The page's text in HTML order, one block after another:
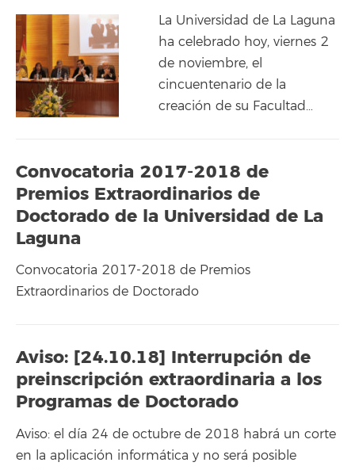
La Universidad de La Laguna
ha celebrado hoy, viernes 2
de noviembre, el
cincuentenario de la
creación de su Facultad…
Convocatoria 2017-2018 de
Premios Extraordinarios de
Doctorado de la Universidad de La
Laguna
Convocatoria 2017-2018 de Premios
Extraordinarios de Doctorado
Aviso: [24.10.18] Interrupción de
preinscripción extraordinaria a los
Programas de Doctorado
Aviso: el día 24 de octubre de 2018 habrá un corte
en la aplicación informática y no será posible